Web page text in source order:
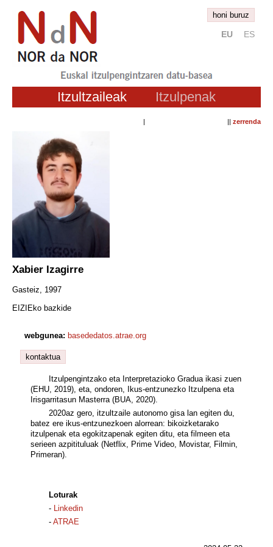
honi buruz
EU ES
Itzultzaileak Itzulpenak
| || zerrenda
Xabier Izagirre
Gasteiz, 1997
EIZIEko bazkide
webgunea: basededatos.atrae.org
kontaktua
Itzulpengintzako eta Interpretazioko Gradua ikasi zuen
(EHU, 2019), eta, ondoren, Ikus-entzunezko Itzulpena eta
Irisgarritasun Masterra (BUA, 2020).
2020az gero, itzultzaile autonomo gisa lan egiten du,
batez ere ikus-entzunezkoen alorrean: bikoizketarako
itzulpenak eta egokitzapenak egiten ditu, eta filmeen eta
serieen azpitituluak (Netflix, Prime Video, Movistar, Filmin,
Primeran).
Loturak
- Linkedin
- ATRAE